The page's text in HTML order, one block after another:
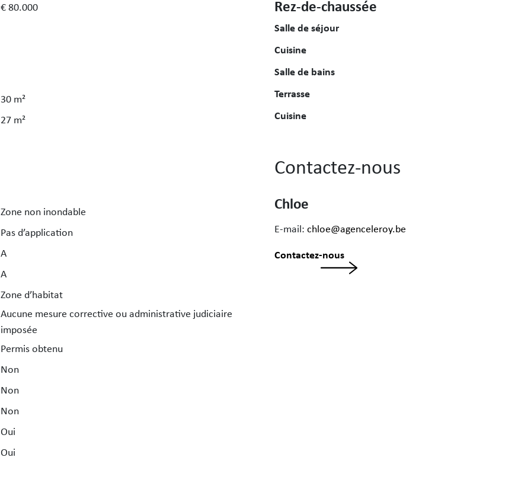
€ 80.000
30 m²
27 m²
Zone non inondable
Pas d’application
A
A
Zone d’habitat
Aucune mesure corrective ou administrative judiciaire
imposée
Permis obtenu
Non
Non
Non
Oui
Oui
Rez-de-chaussée
Salle de séjour
Cuisine
Salle de bains
Terrasse
Cuisine
Contactez-nous
Chloe
E-mail: chloe@agenceleroy.be
Contactez-nous